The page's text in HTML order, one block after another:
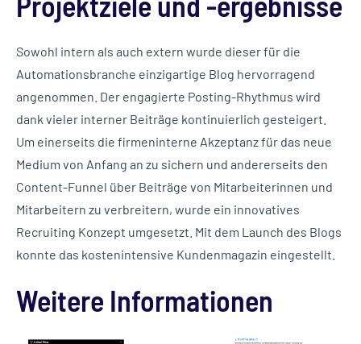
Sowohl intern als auch extern wurde dieser für die
Automationsbranche einzigartige Blog hervorragend
angenommen. Der engagierte Posting-Rhythmus wird
dank vieler interner Beiträge kontinuierlich gesteigert.
Um einerseits die firmeninterne Akzeptanz für das neue
Medium von Anfang an zu sichern und andererseits den
Content-Funnel über Beiträge von Mitarbeiterinnen und
Mitarbeitern zu verbreitern, wurde ein innovatives
Recruiting Konzept umgesetzt. Mit dem Launch des Blogs
konnte das kostenintensive Kundenmagazin eingestellt.
Weitere Informationen